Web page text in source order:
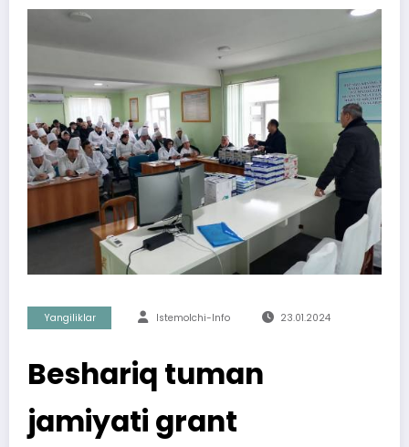
Yangiliklar Istemolchi-Info 23.01.2024
Beshariq tuman
jamiyati grant